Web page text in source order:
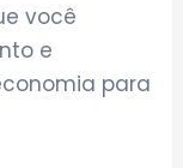
você
e
para